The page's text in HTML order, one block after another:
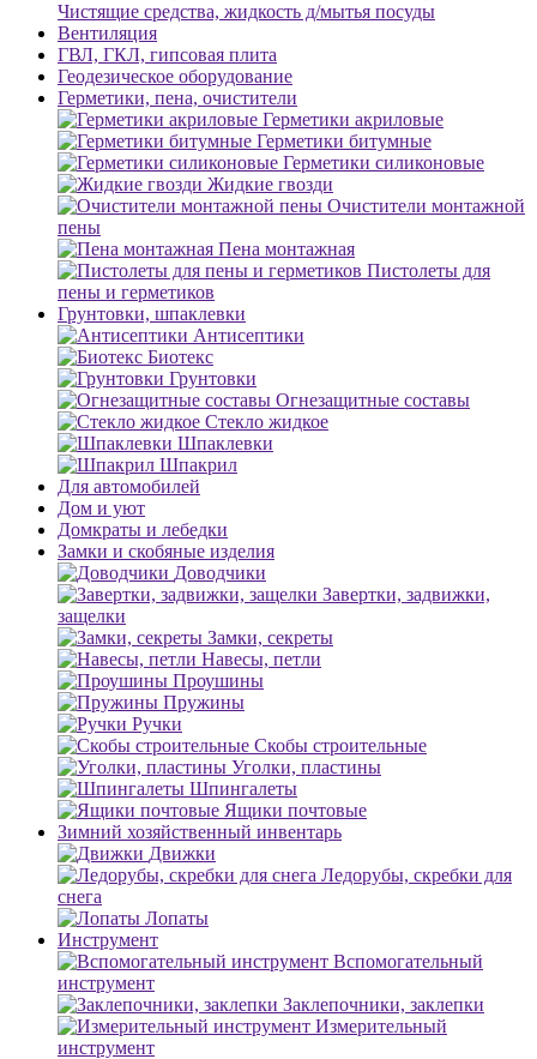
Чистящие средства, жидкость д/мытья посуды
Вентиляция
ГВЛ, ГКЛ, гипсовая плита
Геодезическое оборудование
Герметики, пена, очистители
Герметики акриловые
Герметики битумные
Герметики силиконовые
Жидкие гвозди
Очистители монтажной
пены
Пена монтажная
Пистолеты для
пены и герметиков
Грунтовки, шпаклевки
Антисептики
Биотекс
Грунтовки
Огнезащитные составы
Стекло жидкое
Шпаклевки
Шпакрил
Для автомобилей
Дом и уют
Домкраты и лебедки
Замки и скобяные изделия
Доводчики
Завертки, задвижки,
защелки
Замки, секреты
Навесы, петли
Проушины
Пружины
Ручки
Скобы строительные
Уголки, пластины
Шпингалеты
Ящики почтовые
Зимний хозяйственный инвентарь
Движки
Ледорубы, скребки для
снега
Лопаты
Инструмент
Вспомогательный
инструмент
Заклепочники, заклепки
Измерительный
инструмент